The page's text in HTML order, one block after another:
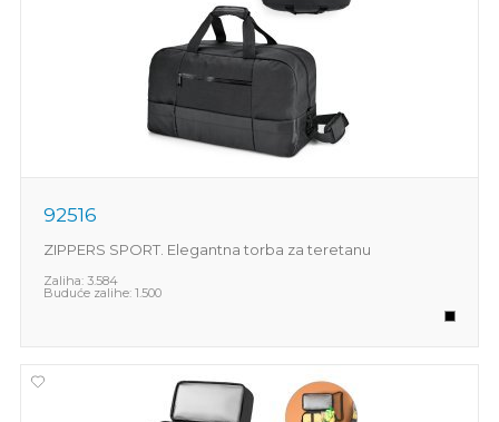
92516
ZIPPERS SPORT. Elegantna torba za teretanu
Zaliha: 3.584
Buduće zalihe: 1.500